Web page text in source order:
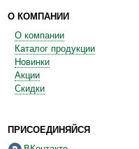
О КОМПАНИИ
О компании
Каталог продукции
Новинки
Акции
Скидки
ПРИСОЕДИНЯЙСЯ